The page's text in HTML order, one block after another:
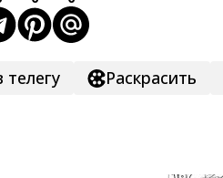
телегу Раскрасить